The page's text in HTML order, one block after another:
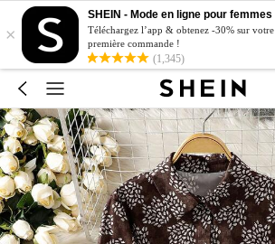
×
SHEIN - Mode en ligne pour femmes
Téléchargez l’app & obtenez -30% sur votre
première commande !
(1,345)